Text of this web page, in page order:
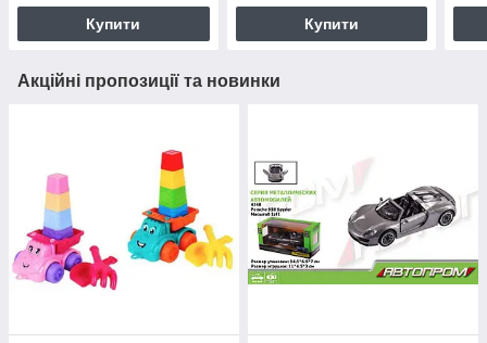
Купити Купити
Акційні пропозиції та новинки